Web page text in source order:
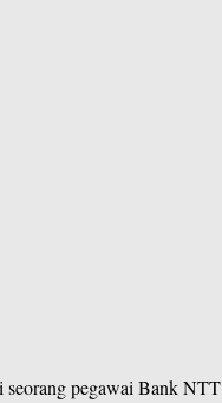
pegawaiBank NTT